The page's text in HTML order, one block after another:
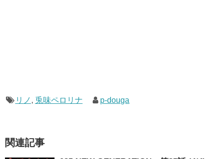
リノ , 兎味ペロリナ p-douga
関連記事